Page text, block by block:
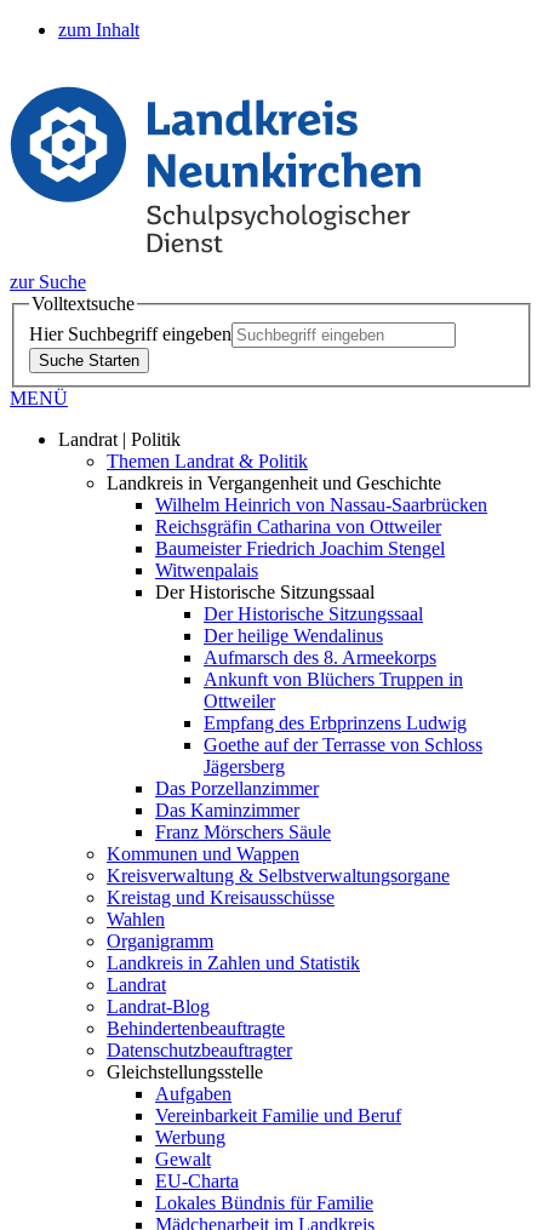
zum Inhalt
zur Suche
Volltextsuche
Hier Suchbegriff eingeben
Suche Starten
MENÜ
Landrat | Politik
Themen Landrat & Politik
Landkreis in Vergangenheit und Geschichte
Wilhelm Heinrich von Nassau-Saarbrücken
Reichsgräfin Catharina von Ottweiler
Baumeister Friedrich Joachim Stengel
Witwenpalais
Der Historische Sitzungssaal
Der Historische Sitzungssaal
Der heilige Wendalinus
Aufmarsch des 8. Armeekorps
Ankunft von Blüchers Truppen in
Ottweiler
Empfang des Erbprinzens Ludwig
Goethe auf der Terrasse von Schloss
Jägersberg
Das Porzellanzimmer
Das Kaminzimmer
Franz Mörschers Säule
Kommunen und Wappen
Kreisverwaltung & Selbstverwaltungsorgane
Kreistag und Kreisausschüsse
Wahlen
Organigramm
Landkreis in Zahlen und Statistik
Landrat
Landrat-Blog
Behindertenbeauftragte
Datenschutzbeauftragter
Gleichstellungsstelle
Aufgaben
Vereinbarkeit Familie und Beruf
Werbung
Gewalt
EU-Charta
Lokales Bündnis für Familie
Mädchenarbeit im Landkreis